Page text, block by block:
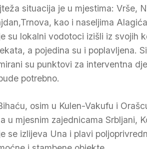
situacija je u mjestima: Vrše,
kao i naseljima
su lokalni vodotoci izišli iz svojih
a pojedina su i poplavljena.
su punktovi za interventna
potrebno.
osim u Kulen-Vakufu i
u mjesnim zajednicama Srbljani,
se izlijeva Una i plavi